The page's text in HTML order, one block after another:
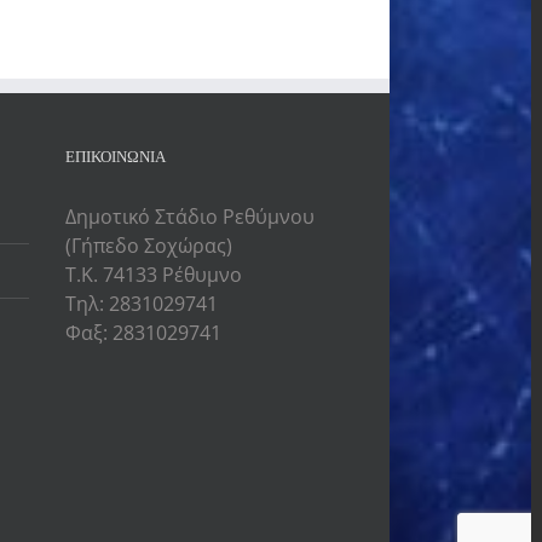
ΕΠΙΚΟΙΝΩΝΙΑ
Δημοτικό Στάδιο Ρεθύμνου
(Γήπεδο Σοχώρας)
Τ.Κ. 74133 Ρέθυμνο
Τηλ: 2831029741
Φαξ: 2831029741